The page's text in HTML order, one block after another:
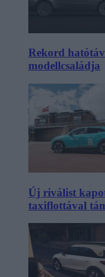
Rekord
modellcsaládja
Új riválist
taxiflottával